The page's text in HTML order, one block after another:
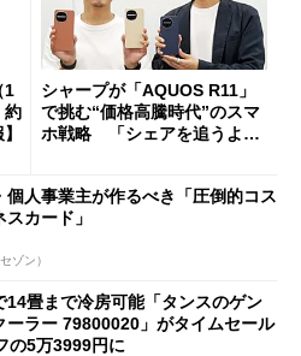
1
約
シャープが「AQUOS R11」
で挑む“価格高騰時代”のスマ
ホ戦略 「シェアを追うより
個人事業主が作るべき「圧倒的コス
カード」
ゾン）
14畳まで冷房可能「タンスのゲン
ーラー 79800020」がタイムセール
の5万3999円に